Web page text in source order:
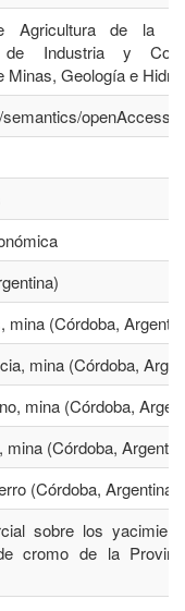
Agricultura de la
de Industria y
Minas, Geología e
openAccess
mina (Córdoba,
mina (Córdoba,
mina (Córdoba,
mina (Córdoba,
(Córdoba, Argentina)
sobre los
cromo de la